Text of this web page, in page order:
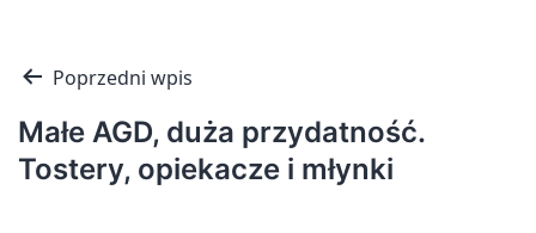
Nawigacja
wpisu
Poprzedni wpis
Małe AGD, duża przydatność.
Tostery, opiekacze i młynki